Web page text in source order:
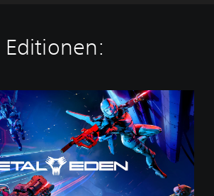
Editionen: